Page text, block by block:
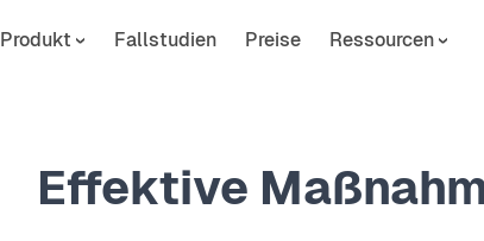
Produkt Fallstudien Preise Ressourcen
Effektive